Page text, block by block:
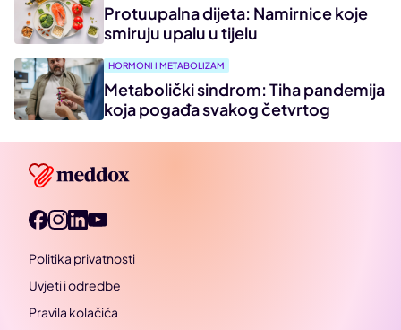
Protuupalna dijeta: Namirnice koje
smiruju upalu u tijelu
HORMONI I METABOLIZAM
Metabolički sindrom: Tiha pandemija
koja pogađa svakog četvrtog
Politika privatnosti
Uvjeti i odredbe
Pravila kolačića